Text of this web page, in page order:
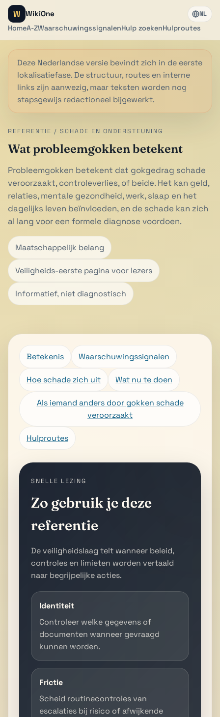
W WikiOne
HomeA-ZWaarschuwingssignalenHulp zoekenHulproutes
NL
Deze Nederlandse versie bevindt zich in de eerste
lokalisatiefase. De structuur, routes en interne
links zijn aanwezig, maar teksten worden nog
stapsgewijs redactioneel bijgewerkt.
REFERENTIE / SCHADE EN ONDERSTEUNING
Wat probleemgokken betekent
Probleemgokken betekent dat gokgedrag schade
veroorzaakt, controleverlies, of beide. Het kan geld,
relaties, mentale gezondheid, werk, slaap en het
dagelijks leven beïnvloeden, en de schade kan zich
al lang voor een formele diagnose voordoen.
Maatschappelijk belang
Veiligheids-eerste pagina voor lezers
Informatief, niet diagnostisch
Betekenis Waarschuwingssignalen
Hoe schade zich uit Wat nu te doen
Als iemand anders door gokken schade
veroorzaakt
Hulproutes
SNELLE LEZING
Zo gebruik je deze
referentie
De veiligheidslaag telt wanneer beleid,
controles en limieten worden vertaald
naar begrijpelijke acties.
Identiteit
Controleer welke gegevens of
documenten wanneer gevraagd
kunnen worden.
Frictie
Scheid routinecontroles van
escalaties bij risico of afwijkende